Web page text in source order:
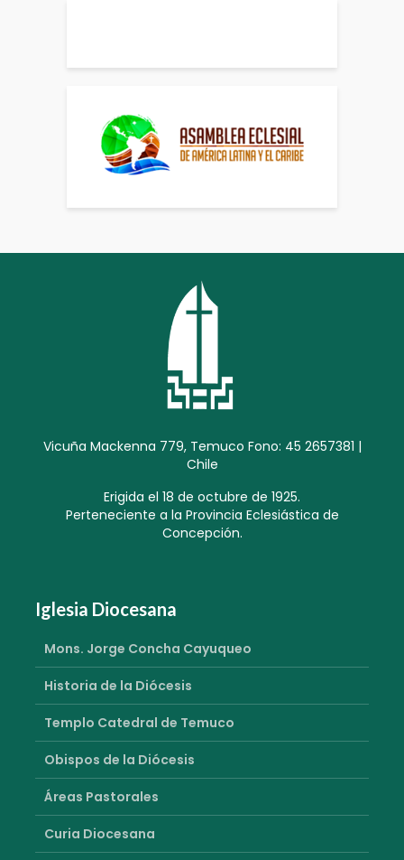
Vicuña Mackenna 779, Temuco Fono: 45 2657381 |
Chile
Erigida el 18 de octubre de 1925.
Perteneciente a la Provincia Eclesiástica de
Concepción.
Iglesia Diocesana
Mons. Jorge Concha Cayuqueo
Historia de la Diócesis
Templo Catedral de Temuco
Obispos de la Diócesis
Áreas Pastorales
Curia Diocesana